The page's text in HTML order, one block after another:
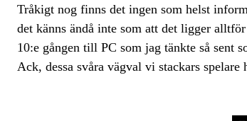
Tråkigt nog finns det ingen som helst
det känns ändå inte som att det ligger
10:e gången till PC som jag tänkte så sent
Ack, dessa svåra vägval vi stackars spelare